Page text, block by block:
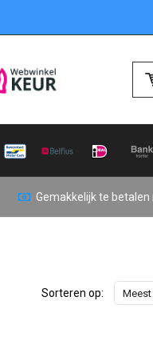
Gemakkelijk te betalen
Sorteren op: